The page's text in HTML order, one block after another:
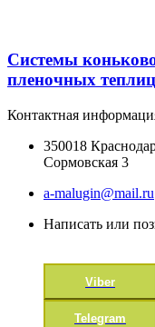
Системы
пленочных
Контактная
350018
Сормовская 3
a-malugin@mail.ru
Написать или
Viber
Telegram